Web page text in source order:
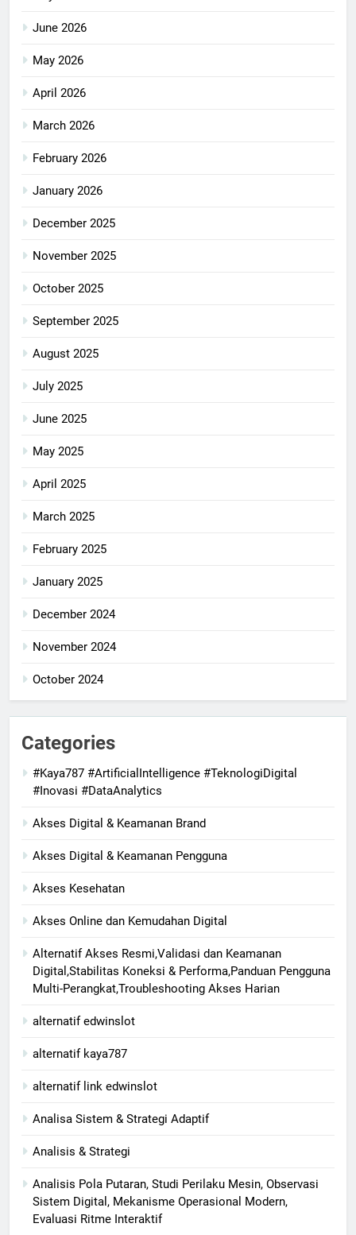
June 2026
May 2026
April 2026
March 2026
February 2026
January 2026
December 2025
November 2025
October 2025
September 2025
August 2025
July 2025
June 2025
May 2025
April 2025
March 2025
February 2025
January 2025
December 2024
November 2024
October 2024
Categories
#Kaya787 #ArtificialIntelligence #TeknologiDigital
#Inovasi #DataAnalytics
Akses Digital & Keamanan Brand
Akses Digital & Keamanan Pengguna
Akses Kesehatan
Akses Online dan Kemudahan Digital
Alternatif Akses Resmi,Validasi dan Keamanan
Digital,Stabilitas Koneksi & Performa,Panduan Pengguna
Multi-Perangkat,Troubleshooting Akses Harian
alternatif edwinslot
alternatif kaya787
alternatif link edwinslot
Analisa Sistem & Strategi Adaptif
Analisis & Strategi
Analisis Pola Putaran, Studi Perilaku Mesin, Observasi
Sistem Digital, Mekanisme Operasional Modern,
Evaluasi Ritme Interaktif